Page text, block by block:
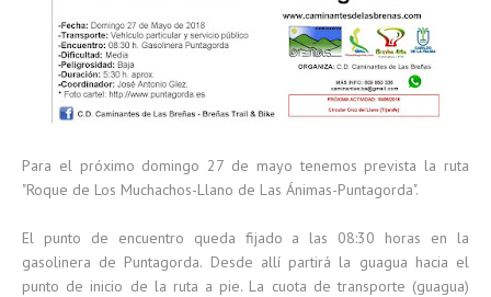
Para el próximo domingo 27 de mayo tenemos prevista la ruta
"Roque de Los Muchachos-Llano de Las Ánimas-Puntagorda".
El punto de encuentro queda fijado a las 08:30 horas en la
gasolinera de Puntagorda. Desde allí partirá la guagua hacia el
punto de inicio de la ruta a pie. La cuota de transporte (guagua)